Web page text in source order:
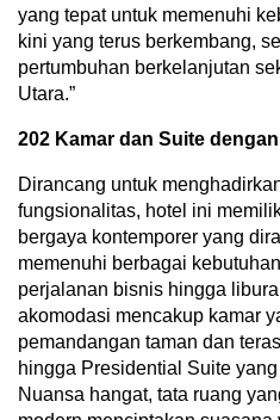
yang tepat untuk memenuhi
kini yang terus berkembang,
pertumbuhan berkelanjutan
Utara.”
202 Kamar dan Suite
Dirancang untuk
fungsionalitas, hotel ini
bergaya kontemporer yang
memenuhi berbagai
perjalanan bisnis hingga
akomodasi mencakup kamar
pemandangan taman dan
hingga Presidential Suite
Nuansa hangat, tata ruang